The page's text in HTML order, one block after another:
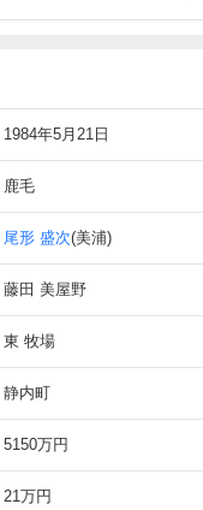
1984年5月21日
鹿毛
尾形 盛次(美浦)
藤田 美屋野
東 牧場
静内町
5150万円
21万円